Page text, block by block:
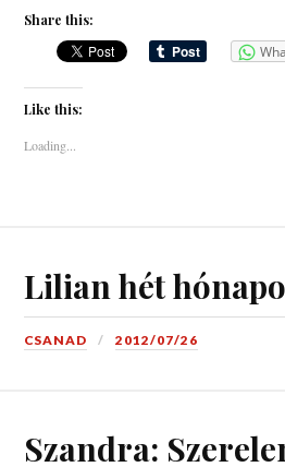
Share this:
Like this:
Loading...
Lilian hét
CSANAD 2012/07/26
Szandra: